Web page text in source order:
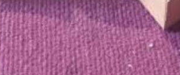
contacta al vendedor
reportar abuso